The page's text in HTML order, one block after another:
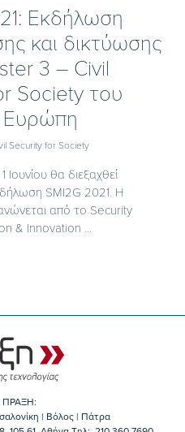
Εκδήλωση
και δικτύωσης
3 – Civil
Society του
Ευρώπη
Security for Society
Ιουνίου θα διεξαχθεί
SMI2G 2021. Η
από το Security
& Innovation ...
ΠΡΑΞΗ:
| Βόλος | Πάτρα